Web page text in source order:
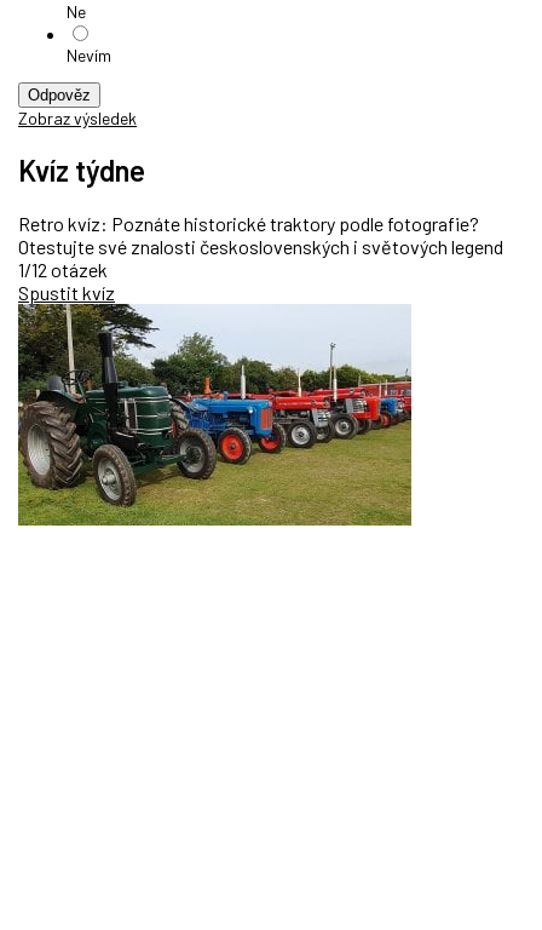
Ne
Nevím
Odpověz
Zobraz výsledek
Kvíz týdne
Retro kvíz: Poznáte historické traktory podle fotografie?
Otestujte své znalosti československých i světových legend
1/12 otázek
Spustit kvíz